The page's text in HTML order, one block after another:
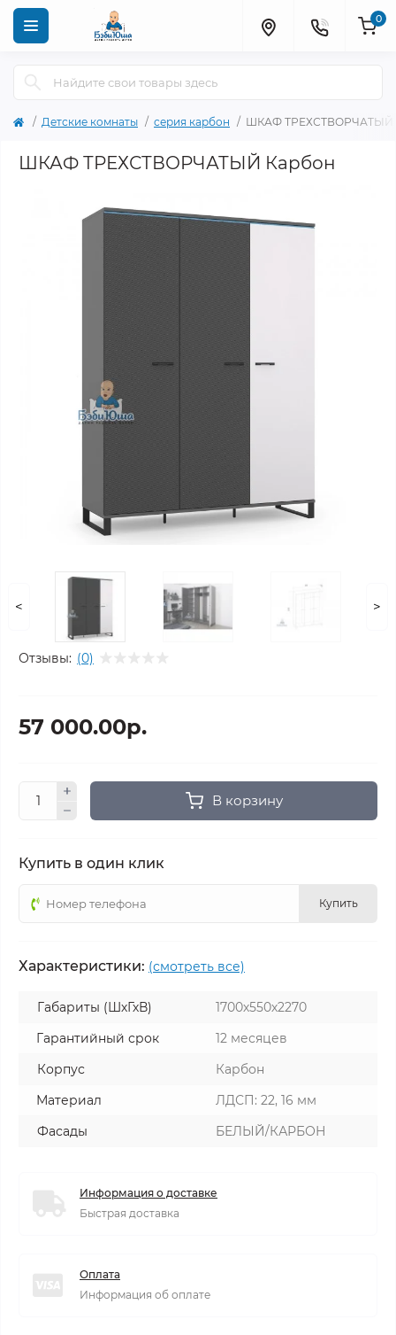
0
Детские комнаты серия карбон ШКАФ ТРЕХСТВОРЧАТЫЙ
ШКАФ ТРЕХСТВОРЧАТЫЙ Карбон
< >
Отзывы: (0)
57 000.00р.
В корзину
Купить в один клик
Купить
Характеристики: (смотреть все)
Габариты (ШхГхВ)
1700х550х2270
Гарантийный срок
12 месяцев
Корпус
Карбон
Материал
ЛДСП: 22, 16 мм
Фасады
БЕЛЫЙ/КАРБОН
Информация о доставке
Быстрая доставка
Оплата
Информация об оплате